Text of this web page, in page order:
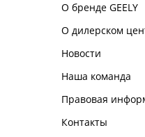
О бренде GEELY
О дилерском
Новости
Наша команда
Правовая
Контакты